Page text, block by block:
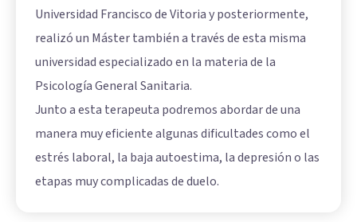
Universidad Francisco de Vitoria y posteriormente,
realizó un Máster también a través de esta misma
universidad especializado en la materia de la
Psicología General Sanitaria.
Junto a esta terapeuta podremos abordar de una
manera muy eficiente algunas dificultades como el
estrés laboral, la baja autoestima, la depresión o las
etapas muy complicadas de duelo.